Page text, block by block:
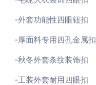
-外套功能性四眼钮扣
-厚面料专用四孔金属扣
-秋冬外套条纹装饰扣
-工装外套耐用四眼扣